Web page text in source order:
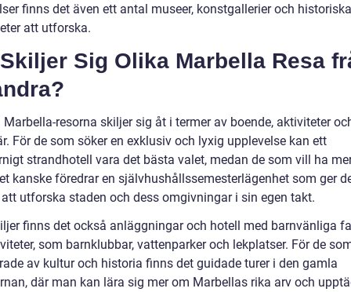
finns det även ett antal museer, konstgallerier och historiska
att utforska.
Sig Olika Marbella Resa
Marbella-resorna skiljer sig åt i termer av boende, aktiviteter
För de som söker en exklusiv och lyxig upplevelse kan ett
strandhotell vara det bästa valet, medan de som vill ha
kanske föredrar en självhushållssemesterlägenhet som ger
utforska staden och dess omgivningar i sin egen takt.
finns det också anläggningar och hotell med barnvänliga
som barnklubbar, vattenparker och lekplatser. För de
av kultur och historia finns det guidade turer i den gamla
där man kan lära sig mer om Marbellas rika arv och